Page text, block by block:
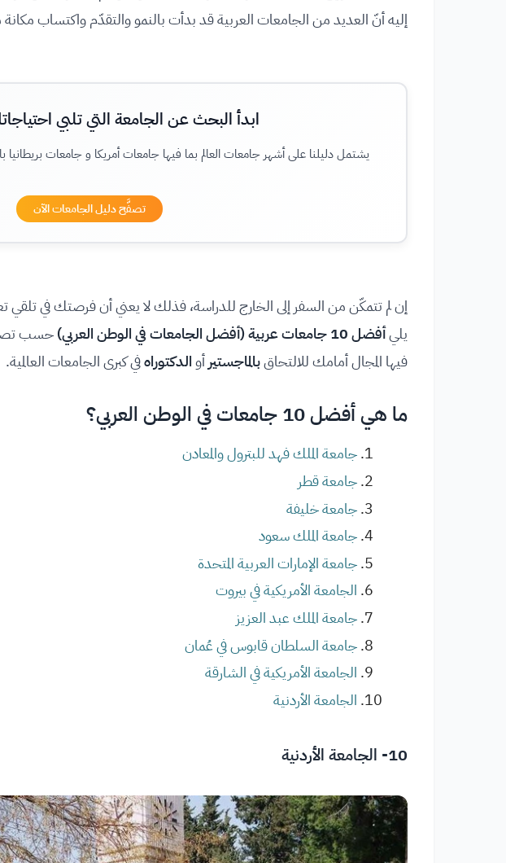
إليه أنّ العديد من الجامعات العربية قد بدأت بالنمو والتقدّم واكتساب
ابدأ البحث عن الجامعة التي تلبي
يشتمل دليلنا على أشهر جامعات العالم بما فيها جامعات أمريكا و جامعات بريطانيا
تصفَّح دليل الجامعات الآن
إن لم تتمكّن من السفر إلى الخارج للدراسة، فذلك لا يعني أن فرصتك في تلقي
يليأفضل 10 جامعات عربية (أفضل الجامعات في الوطن العربي)
فيها المجال أمامك للالتحاقبالماجستير أوالدكتوراهفي كبرى الجامعات العالمية.
ما هي أفضل 10 جامعات في الوطن العربي؟
جامعة الملك فهد للبترول والمعادن
جامعة قطر
جامعة خليفة
جامعة الملك سعود
جامعة الإمارات العربية المتحدة
الجامعة الأمريكية في بيروت
جامعة الملك عبد العزيز
جامعة السلطان قابوس في عُمان
الجامعة الأمريكية في الشارقة
الجامعة الأردنية
10- الجامعة الأردنية